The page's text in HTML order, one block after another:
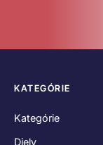
Kontakt